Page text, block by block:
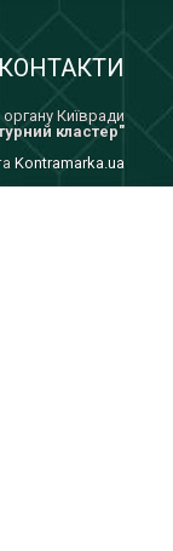
КОНТАКТИ
Київради
кластер"
Kontramarka.ua